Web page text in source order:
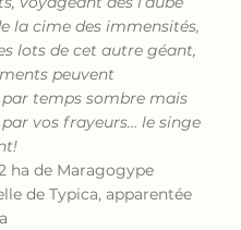
la cime des immensités,
lots de cet autre géant,
peuvent
temps sombre mais
vos frayeurs… le singe
ha de Maragogype
de Typica, apparentée